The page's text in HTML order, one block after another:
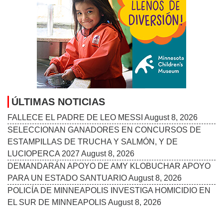
ÚLTIMAS NOTICIAS
FALLECE EL PADRE DE LEO MESSI August 8, 2026
SELECCIONAN GANADORES EN CONCURSOS DE
ESTAMPILLAS DE TRUCHA Y SALMÓN, Y DE
LUCIOPERCA 2027 August 8, 2026
DEMANDARÁN APOYO DE AMY KLOBUCHAR APOYO
PARA UN ESTADO SANTUARIOAugust 8, 2026
POLICÍA DE MINNEAPOLIS INVESTIGA HOMICIDIO EN
EL SUR DE MINNEAPOLIS August 8, 2026